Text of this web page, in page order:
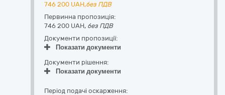
746 200 UAH,без ПДВ
Первинна пропозиція:
746 200 UAH, без ПДВ
Документи пропозиції:
Показати документи
Документи рішення:
Показати документи
Період подачі оскарження: